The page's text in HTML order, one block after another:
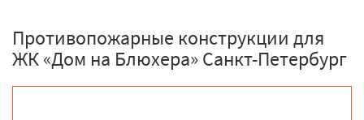
Противопожарные конструкции для
ЖК «Дом на Блюхера» Санкт-Петербург